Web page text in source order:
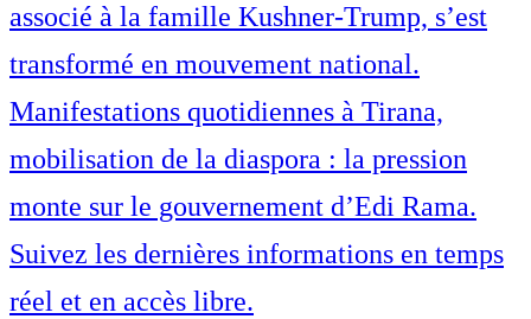
associé à la famille Kushner-Trump, s’est
transformé en mouvement national.
Manifestations quotidiennes à Tirana,
mobilisation de la diaspora : la pression
monte sur le gouvernement d’Edi Rama.
Suivez les dernières informations en temps
réel et en accès libre.